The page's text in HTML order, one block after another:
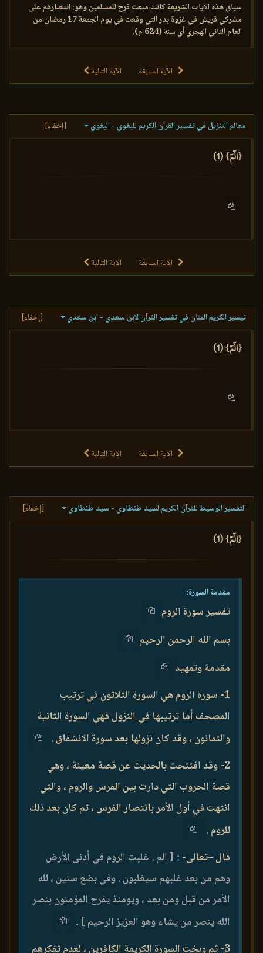
سياق هذه الآيات الشريفة كانت مبعث فرح للمسلمين وهو: انتصارهم على
مشركي قريش في غزوة بدر التي وقعت في يوم الجمعة 17 رمضان من
العام الثاني الهجري أي سنة (624 م).
الآية السابقة الآية التالية
معالم التنزيل في تفسير القرآن الكريم للبغوي - البغوي [إخفاء]
{الٓمٓ} (1)
الآية السابقة الآية التالية
تيسير الكريم المنان في تفسير القرآن لابن سعدي - ابن سعدي [إخفاء]
{الٓمٓ} (1)
الآية السابقة الآية التالية
التفسير الوسيط للقرآن الكريم لسيد طنطاوي - سيد طنطاوي [إخفاء]
{الٓمٓ} (1)
مقدمة السورة:
تفسير سورة الروم
بسم الله الرحمن الرحيم
مقدمة وتمهيد
1- سورة الروم هي السورة الثلاثون في ترتيب
المصحف أما ترتيبها في النزول فهي السورة الثانية
والثمانون ، وقد كان نزولها بعد سورة الانشقاق .
2- وقد افتتحت بالحديث عن قصة معينة ، وهي
قصة الحروب التي دارت بين الفرس والروم ، والتي
انتهت في أول الأمر بانتصار الفرس ، ثم كان بعد ذلك
للروم .
قال –تعالى- : [ الم . غلبت الروم في أدنى الأرض
وهم من بعد غلبهم سيغلبون . وفي بضع سنين ، لله
الأمر من قبل ومن بعد ، ويومئذ يفرح المؤمنون بنصر
الله ينصر من يشاء وهو العزيز الرحيم ] .